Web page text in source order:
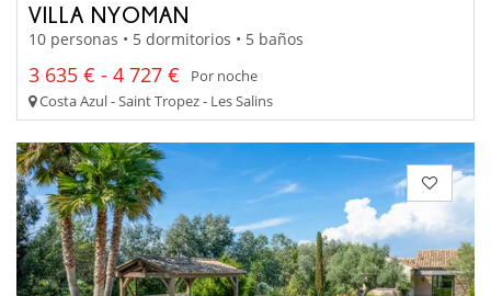
VILLA NYOMAN
10 personas • 5 dormitorios • 5 baños
3 635 € - 4 727 €
Por noche
Costa Azul - Saint Tropez - Les Salins